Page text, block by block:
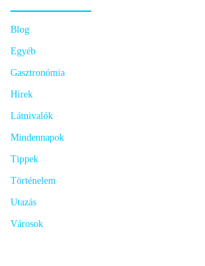
Blog
Egyéb
Gasztronómia
Hírek
Látnivalók
Mindennapok
Tippek
Történelem
Utazás
Városok